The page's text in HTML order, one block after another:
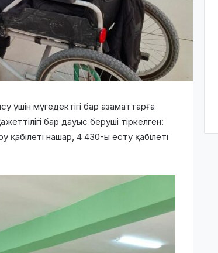
үшін мүгедектігі бар азаматтарға
бар дауыс беруші тіркелген:
қабілеті нашар, 4 430-ы есту қабілеті